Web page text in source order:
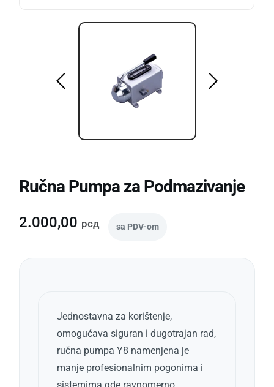
Ručna Pumpa za Podmazivanje
2.000,00 рсд sa PDV-om
Jednostavna za korištenje,
omogućava siguran i dugotrajan rad,
ručna pumpa Y8 namenjena je
manje profesionalnim pogonima i